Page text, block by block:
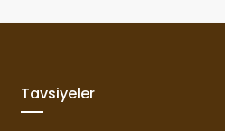
Tavsiyeler